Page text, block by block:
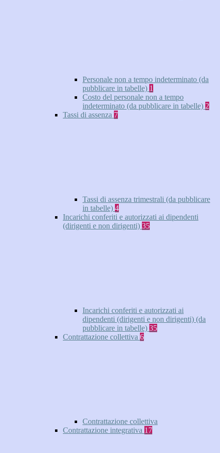
Personale non a tempo indeterminato (da
pubblicare in tabelle) 1
Costo del personale non a tempo
indeterminato (da pubblicare in tabelle) 2
Tassi di assenza 7
Tassi di assenza trimestrali (da pubblicare
in tabelle) 4
Incarichi conferiti e autorizzati ai dipendenti
(dirigenti e non dirigenti) 35
Incarichi conferiti e autorizzati ai
dipendenti (dirigenti e non dirigenti) (da
pubblicare in tabelle) 35
Contrattazione collettiva 6
Contrattazione collettiva
Contrattazione integrativa 17